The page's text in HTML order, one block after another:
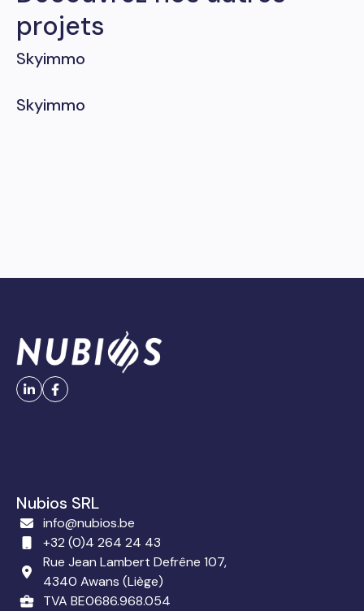
projets
Skyimmo
Skyimmo
Nubios SRL
info@nubios.be
+32 (0)4 264 24 43
Rue Jean Lambert Defrêne 107,
4340 Awans (Liège)
TVA BE0686.968.054